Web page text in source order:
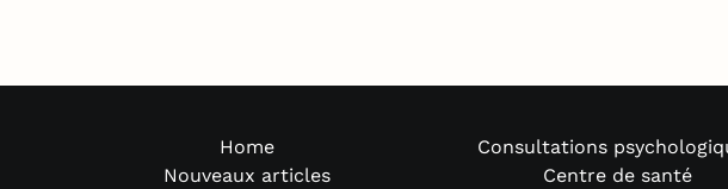
Home
Nouveaux articles
Consultations
Centre de santé